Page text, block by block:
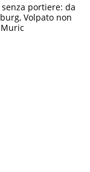
portiere: da
Volpato non